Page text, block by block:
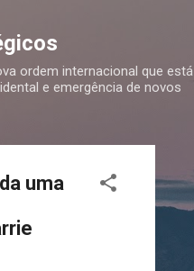
ordem internacional que está
e emergência de novos
uma